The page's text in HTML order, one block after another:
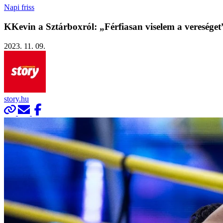
Napi friss
KKevin a Sztárboxról: „Férfiasan viselem a
2023. 11. 09.
story.hu